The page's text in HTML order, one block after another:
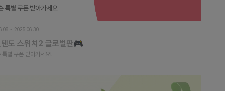
~ 2025.06.30
도 스위치2 글로벌판🎮
특별 쿠폰 받아가세요!